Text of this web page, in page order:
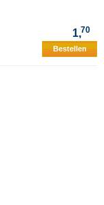
1,70
Bestellen